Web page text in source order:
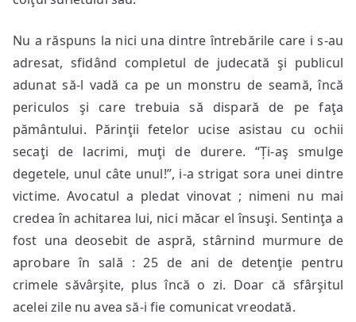
Nu a răspuns la nici una dintre întrebările care i s-au
adresat, sfidând completul de judecată şi publicul
adunat să-l vadă ca pe un monstru de seamă, încă
periculos şi care trebuia să dispară de pe faţa
pământului. Părinţii fetelor ucise asistau cu ochii
secaţi de lacrimi, muţi de durere. “Ți-aş smulge
degetele, unul câte unul!”, i-a strigat sora unei dintre
victime. Avocatul a pledat vinovat ; nimeni nu mai
credea în achitarea lui, nici măcar el însuşi. Sentinţa a
fost una deosebit de aspră, stârnind murmure de
aprobare în sală : 25 de ani de detenţie pentru
crimele săvârşite, plus încă o zi. Doar că sfârşitul
acelei zile nu avea să-i fie comunicat vreodată.